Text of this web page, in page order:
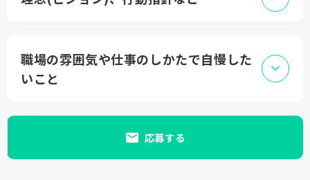
職場の雰囲気や仕事のしかたで自慢した
いこと
応募する